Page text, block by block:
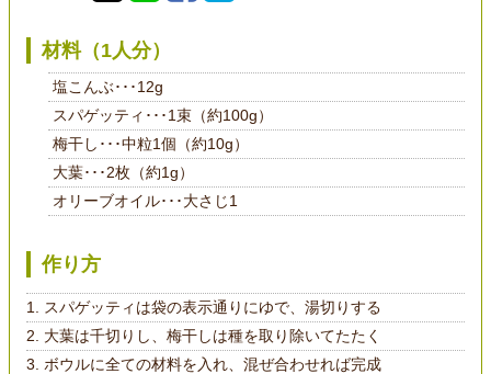
材料（1人分）
塩こんぶ･･･12g
スパゲッティ･･･1束（約100g）
梅干し･･･中粒1個（約10g）
大葉･･･2枚（約1g）
オリーブオイル･･･大さじ1
作り方
スパゲッティは袋の表示通りにゆで、湯切りする
大葉は千切りし、梅干しは種を取り除いてたたく
ボウルに全ての材料を入れ、混ぜ合わせれば完成